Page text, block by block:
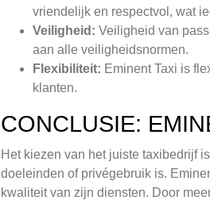
vriendelijk en respectvol, wat
Veiligheid: Veiligheid van
aan alle veiligheidsnormen.
Flexibiliteit: Eminent Taxi is
klanten.
CONCLUSIE:
Het kiezen van het juiste taxibedrijf
doeleinden of privégebruik is.
kwaliteit van zijn diensten. Door